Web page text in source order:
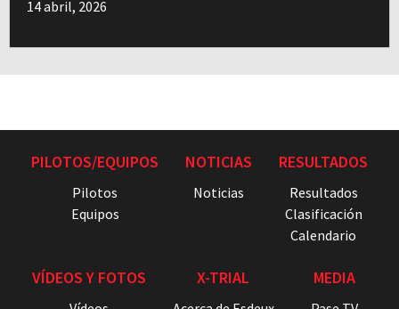
14 abril, 2026
PILOTOS/EQUIPOS
Pilotos
Equipos
NOTICIAS
Noticias
RESULTADOS
Resultados
Clasificación
Calendario
VÍDEOS Y FOTOS X-TRIAL MEDIA